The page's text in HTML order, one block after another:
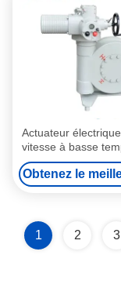
Actuateur
vitesse à basse
-60oC avec
Bluetooth pour le
des vannes
Obtenez le
1 2 3